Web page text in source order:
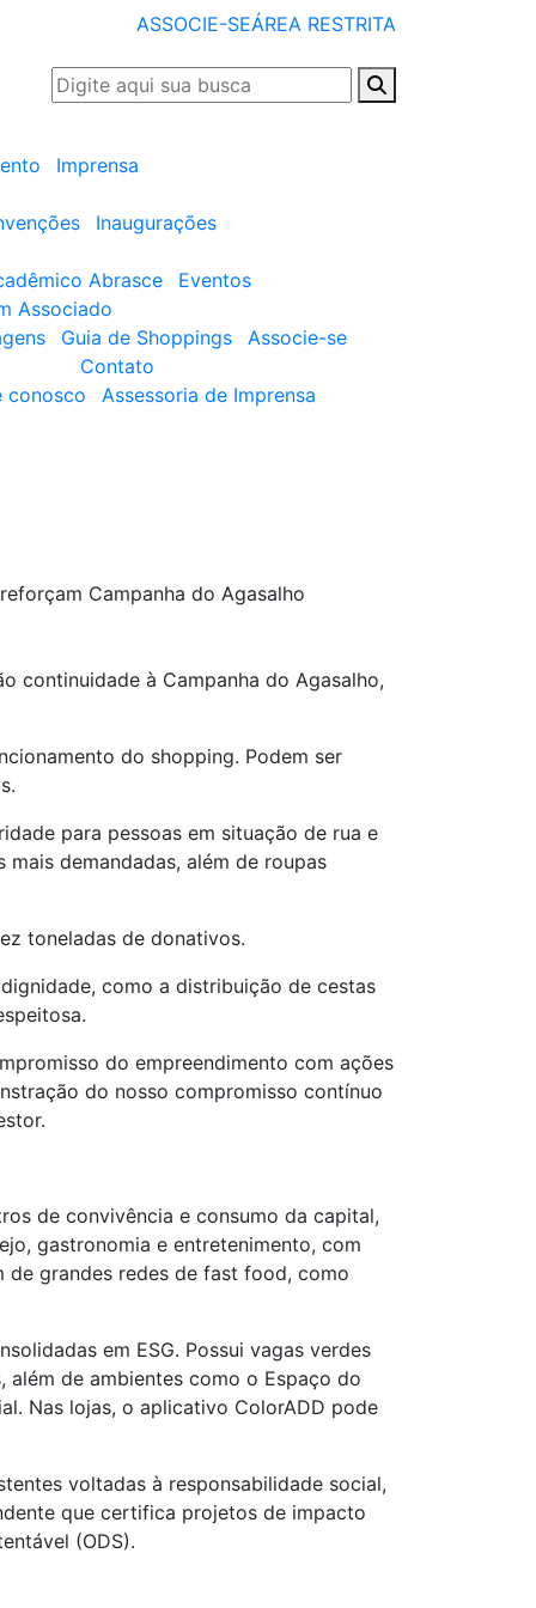
ASSOCIE-SEÁREA RESTRITA
Imprensa
Inaugurações
Abrasce
Eventos
Associado
Guia de Shoppings
Associe-se
Contato
conosco
Assessoria de Imprensa
Campanha do Agasalho
continuidade à Campanha do Agasalho,
do shopping. Podem ser
para pessoas em situação de rua e
demandadas, além de roupas
toneladas de donativos.
como a distribuição de cestas
do empreendimento com ações
do nosso compromisso contínuo
de convivência e consumo da capital,
gastronomia e entretenimento, com
de grandes redes de fast food, como
em ESG. Possui vagas verdes
além de ambientes como o Espaço do
Nas lojas, o aplicativo ColorADD pode
voltadas à responsabilidade social,
que certifica projetos de impacto
(ODS).